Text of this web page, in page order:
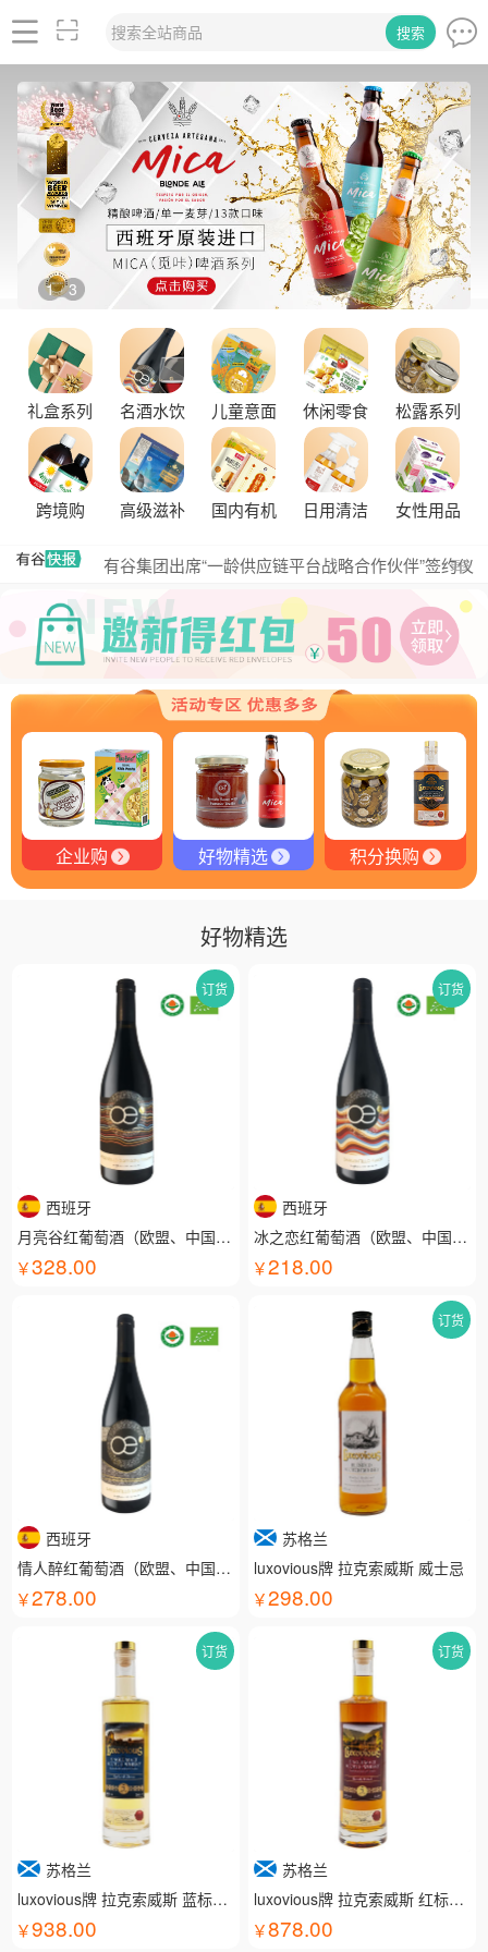
搜索全站商品 搜索
2 / 3
礼盒系列 名酒水饮 儿童意面 休闲零食 松露系列
跨境购 高级滋补 国内有机 日用清洁 女性用品
更多
有谷集团出席“一龄供应链平台战略合作伙伴”签约仪
式，共筑大健康产业有机生态新未来
有谷健康商城 | PIKOBELLO趣味农场儿童意面：德国
匠心打造的无盐健康新主张
有谷健康 | PIKOBELLO牌儿童意面：健康与美味的完
美结合
探寻黑钻奥秘：有谷健康与塞尔维亚黑松露的完美邂
探秘塞尔维亚黑松露：舌尖上的黑钻石
品味卓越，OE 中欧有机双认证红酒的独特魅力
品味拉克索威斯威士忌，邂逅独特酒韵
舌尖上的塞尔维亚黑松露，你了解多少？
探秘塞尔维亚松露的独特魅力
企业购 好物精选 积分换购
好物精选
订货
西班牙
月亮谷红葡萄酒（欧盟、中国有机认证）
328.00
订货
西班牙
冰之恋红葡萄酒（欧盟、中国有机认证）
218.00
西班牙
情人醉红葡萄酒（欧盟、中国有机认证）
278.00
订货
苏格兰
luxovious牌 拉克索威斯 威士忌
298.00
订货
苏格兰
luxovious牌 拉克索威斯 蓝标威士忌
938.00
订货
苏格兰
luxovious牌 拉克索威斯 红标威士忌
878.00